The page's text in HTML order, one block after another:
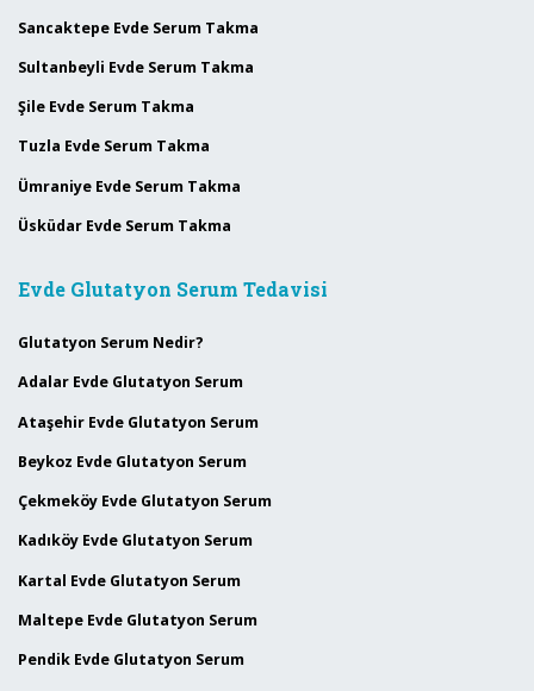
Sancaktepe Evde Serum Takma
Sultanbeyli Evde Serum Takma
Şile Evde Serum Takma
Tuzla Evde Serum Takma
Ümraniye Evde Serum Takma
Üsküdar Evde Serum Takma
Evde Glutatyon Serum Tedavisi
Glutatyon Serum Nedir?
Adalar Evde Glutatyon Serum
Ataşehir Evde Glutatyon Serum
Beykoz Evde Glutatyon Serum
Çekmeköy Evde Glutatyon Serum
Kadıköy Evde Glutatyon Serum
Kartal Evde Glutatyon Serum
Maltepe Evde Glutatyon Serum
Pendik Evde Glutatyon Serum